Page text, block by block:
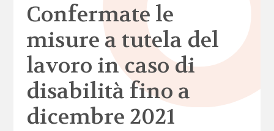
Confermate le
misure a tutela del
lavoro in caso di
disabilità fino a
dicembre 2021